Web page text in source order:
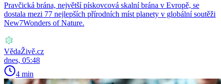
Pravčická brána, největší pískovcová skalní brána v Evropě, se
dostala mezi 77 nejlepších přírodních míst planety v globální soutěži
New7Wonders of Nature.
VědaŽivě.cz
dnes, 05:48
4 min